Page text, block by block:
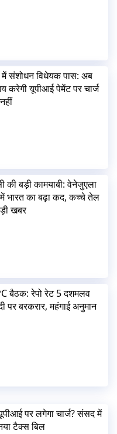
संशोधन विधेयक पास: अब
करेगी यूपीआई पेमेंट पर चार्ज
की बड़ी कामयाबी: वेनेजुएला
का बढ़ा कद, कच्चे तेल
खबर
बैठक: रेपो रेट 5 दशमलव
पर बरकरार, महंगाई अनुमान
पर लगेगा चार्ज? संसद में
टैक्स बिल